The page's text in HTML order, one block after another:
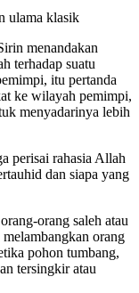
ulama klasik
menandakan
terhadap suatu
itu pertanda
ke wilayah pemimpi,
menyadarinya lebih
perisai rahasia Allah
dan siapa yang
orang saleh atau
orang
pohon tumbang,
tersingkir atau